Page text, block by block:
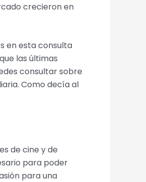
crecieron en
en esta consulta
las últimas
consultar sobre
Como decía al
de cine y de
para poder
para una